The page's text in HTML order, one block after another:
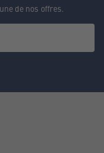
de nos offres.